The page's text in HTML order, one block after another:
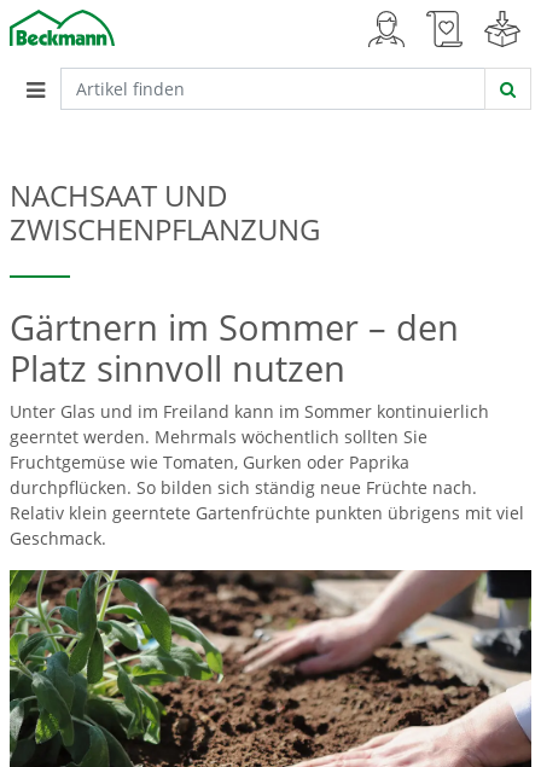
NACHSAAT UND
ZWISCHENPFLANZUNG
Gärtnern im Sommer – den
Platz sinnvoll nutzen
Unter Glas und im Freiland kann im Sommer kontinuierlich
geerntet werden. Mehrmals wöchentlich sollten Sie
Fruchtgemüse wie Tomaten, Gurken oder Paprika
durchpflücken. So bilden sich ständig neue Früchte nach.
Relativ klein geerntete Gartenfrüchte punkten übrigens mit viel
Geschmack.